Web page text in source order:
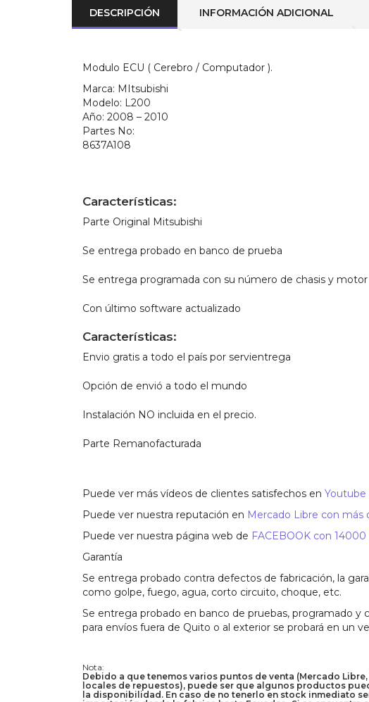
(
DESCRIPCIÓN INFORMACIÓN ADICIONAL
Modulo ECU ( Cerebro / Computador ).
Marca: MItsubishi
Modelo: L200
Año: 2008 – 2010
Partes No:
8637A108
Características:
Parte Original Mitsubishi
Se entrega probado en banco de prueba
Se entrega programada con su número de chasis y motor
Con último software actualizado
Características:
Envio gratis a todo el país por servientrega
Opción de envió a todo el mundo
Instalación NO incluida en el precio.
Parte Remanofacturada
Puede ver más vídeos de clientes satisfechos en Youtube
Puede ver nuestra reputación en Mercado Libre con más
Puede ver nuestra página web de FACEBOOK con
Garantía
Se entrega probado contra defectos de fabricación, la
como golpe, fuego, agua, corto circuito, choque, etc.
Se entrega probado en banco de pruebas, programado
para envíos fuera de Quito o al exterior se probará en un
Nota:
Debido a que tenemos varios puntos de venta (Mercado
locales de repuestos), puede ser que algunos productos
la disponibilidad. En caso de no tenerlo en stock inmediato